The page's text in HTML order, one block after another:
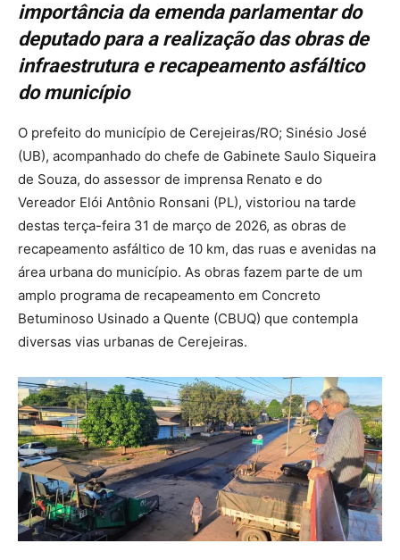
importância da emenda parlamentar do
deputado para a realização das obras de
infraestrutura e recapeamento asfáltico
do município
O prefeito do município de Cerejeiras/RO; Sinésio José
(UB), acompanhado do chefe de Gabinete Saulo Siqueira
de Souza, do assessor de imprensa Renato e do
Vereador Elói Antônio Ronsani (PL), vistoriou na tarde
destas terça-feira 31 de março de 2026, as obras de
recapeamento asfáltico de 10 km, das ruas e avenidas na
área urbana do município. As obras fazem parte de um
amplo programa de recapeamento em Concreto
Betuminoso Usinado a Quente (CBUQ) que contempla
diversas vias urbanas de Cerejeiras.